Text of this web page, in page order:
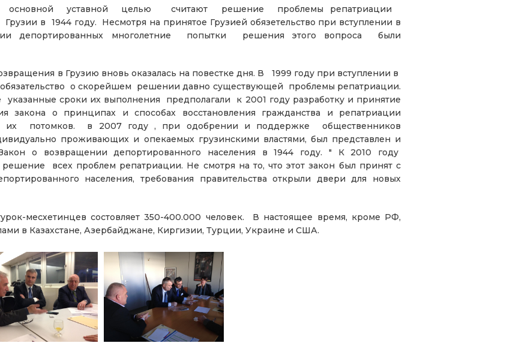
основной уставной целью считают решение проблемы репатриации
в 1944 году. Несмотря на принятое Грузией обязетельство при вступлении в
депортированных многолетние попытки решения этого вопроса были
в Грузию вновь оказалась на повестке дня. В 1999 году при вступлении в
о скорейшем решении давно существующей проблемы репатриации.
сроки их выполнения предполагали к 2001 году разработку и принятие
закона о принципах и способах восстановления гражданства и репатриации
и их потомков. в 2007 году , при одобрении и поддержке общественников
проживающих и опекаемых грузинскими властями, был представлен и
о возвращении депортированного населения в 1944 году. " К 2010 году
решение всех проблем репатриации. Не смотря на то, что этот закон был принят с
населения, требования правительства открыли двери для новых
месхетинцев состовляет 350-400.000 человек. В настоящее время, кроме РФ,
в Казахстане, Азербайджане, Киргизии, Турции, Украине и США.